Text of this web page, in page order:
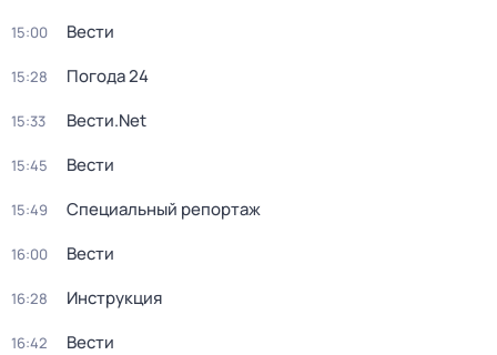
15:00 Вести
15:28 Погода 24
15:33 Вести.Net
15:45 Вести
15:49 Специальный репортаж
16:00 Вести
16:28 Инструкция
16:42 Вести